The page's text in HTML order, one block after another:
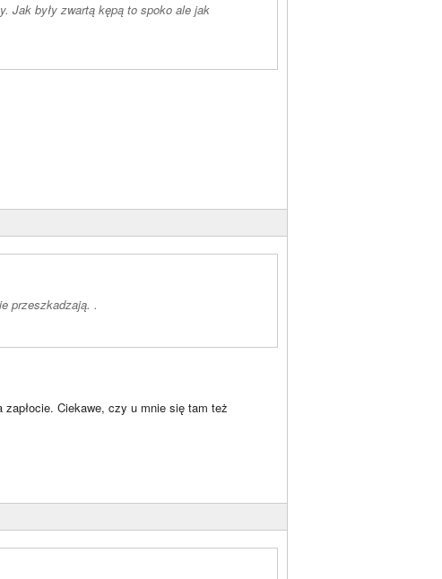
Jak były zwartą kępą to spoko ale jak
przeszkadzają. .
Ciekawe, czy u mnie się tam też